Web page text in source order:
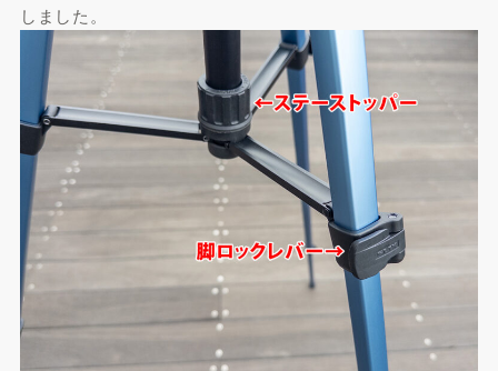
しました。